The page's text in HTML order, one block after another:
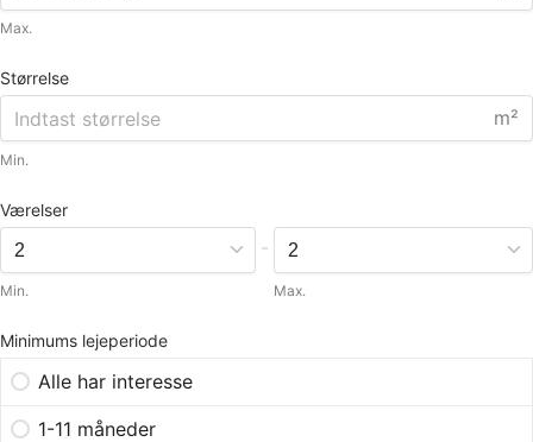
Max.
Størrelse
m²
Min.
Værelser
Min.
-
Max.
Minimums lejeperiode
Alle har interesse
1-11 måneder